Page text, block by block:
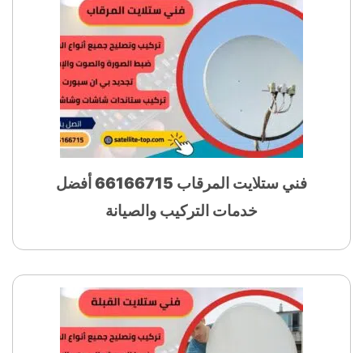
فني ستلايت المرقاب 66166715 أفضل
خدمات التركيب والصيانة